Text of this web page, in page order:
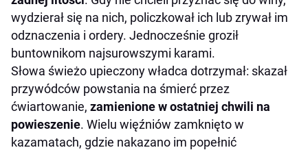
wydzierał się na nich, policzkował ich lub zrywał im
odznaczenia i ordery. Jednocześnie groził
buntownikom najsurowszymi karami.
Słowa świeżo upieczony władca dotrzymał: skazał
przywódców powstania na śmierć przez
ćwiartowanie, zamienione w ostatniej chwili na
powieszenie. Wielu więźniów zamknięto w
kazamatach, gdzie nakazano im popełnić